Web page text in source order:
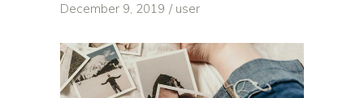
December 9, 2019 user